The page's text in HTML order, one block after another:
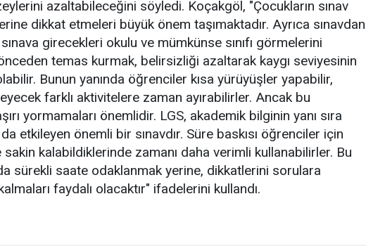
azaltabileceğini söyledi. Koçakgöl, "Çocukların sınav
dikkat etmeleri büyük önem taşımaktadır. Ayrıca sınavdan
girecekleri okulu ve mümkünse sınıfı görmelerini
temas kurmak, belirsizliği azaltarak kaygı seviyesinin
Bunun yanında öğrenciler kısa yürüyüşler yapabilir,
farklı aktivitelere zaman ayırabilirler. Ancak bu
yormamaları önemlidir. LGS, akademik bilginin yanı sıra
da etkileyen önemli bir sınavdır. Süre baskısı öğrenciler için
kalabildiklerinde zamanı daha verimli kullanabilirler. Bu
sürekli saate odaklanmak yerine, dikkatlerini sorulara
faydalı olacaktır" ifadelerini kullandı.